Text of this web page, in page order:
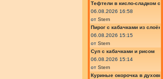
Тефтели в кисло-сладком
06.08.2026 16:58
от Stern
Пирог с кабачками из
06.08.2026 15:15
от Stern
Суп с кабачками и рисом
06.08.2026 15:14
от Stern
Куриные окорочка в